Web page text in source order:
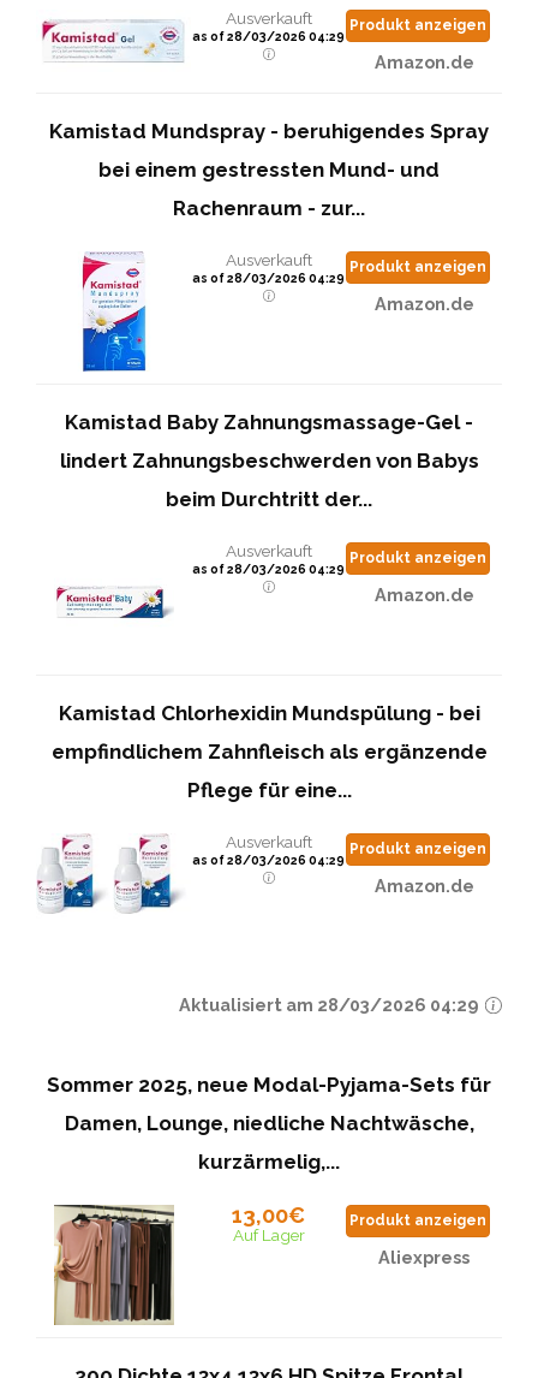
Ausverkauft
as of 28/03/2026 04:29
Produkt anzeigen
Amazon.de
Kamistad Mundspray - beruhigendes Spray
bei einem gestressten Mund- und
Rachenraum - zur...
Ausverkauft
as of 28/03/2026 04:29
Produkt anzeigen
Amazon.de
Kamistad Baby Zahnungsmassage-Gel -
lindert Zahnungsbeschwerden von Babys
beim Durchtritt der...
Ausverkauft
as of 28/03/2026 04:29
Produkt anzeigen
Amazon.de
Kamistad Chlorhexidin Mundspülung - bei
empfindlichem Zahnfleisch als ergänzende
Pflege für eine...
Ausverkauft
as of 28/03/2026 04:29
Produkt anzeigen
Amazon.de
Aktualisiert am 28/03/2026 04:29
Sommer 2025, neue Modal-Pyjama-Sets für
Damen, Lounge, niedliche Nachtwäsche,
kurzärmelig,...
13,00€
Auf Lager
Produkt anzeigen
Aliexpress